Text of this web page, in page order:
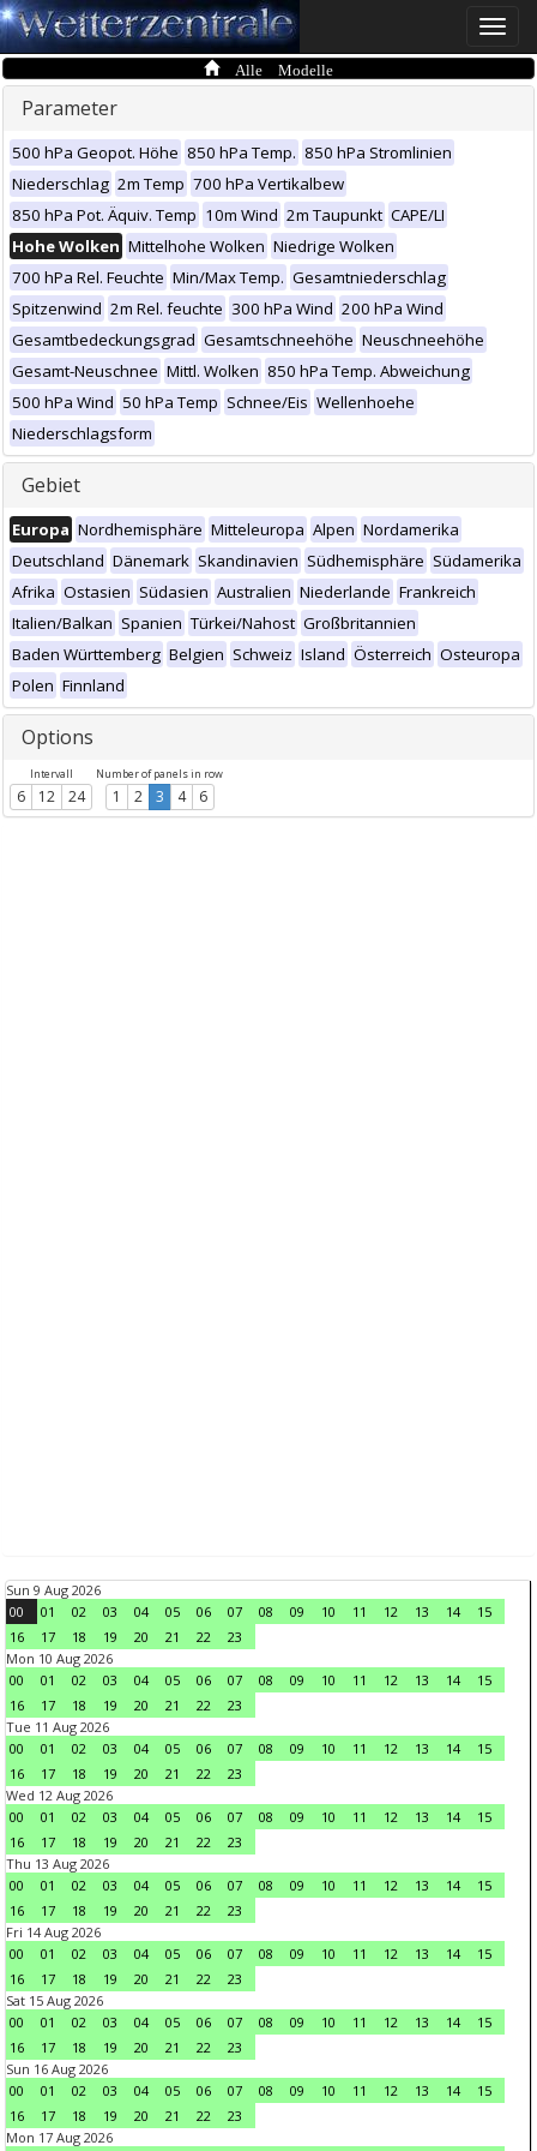
Toggle
Alle Modelle
Parameter
500 hPa Geopot. Höhe 850 hPa Temp. 850 hPa Stromlinien
Niederschlag 2m Temp 700 hPa Vertikalbew
850 hPa Pot. Äquiv. Temp 10m Wind 2m Taupunkt CAPE/LI
Hohe Wolken Mittelhohe Wolken Niedrige Wolken
700 hPa Rel. Feuchte Min/Max Temp. Gesamtniederschlag
Spitzenwind 2m Rel. feuchte 300 hPa Wind 200 hPa Wind
Gesamtbedeckungsgrad Gesamtschneehöhe Neuschneehöhe
Gesamt-Neuschnee Mittl. Wolken 850 hPa Temp. Abweichung
500 hPa Wind 50 hPa Temp Schnee/Eis Wellenhoehe
Niederschlagsform
Gebiet
Europa Nordhemisphäre Mitteleuropa Alpen Nordamerika
Deutschland Dänemark Skandinavien Südhemisphäre Südamerika
Afrika Ostasien Südasien Australien Niederlande Frankreich
Italien/Balkan Spanien Türkei/Nahost Großbritannien
Baden Württemberg Belgien Schweiz Island Österreich Osteuropa
Polen Finnland
Options
Intervall
6 12 24
Number of panels in row
1 2 3 4 6
Sun 9 Aug 2026
00
01 02 03 04 05 06 07 08 09 10 11 12 13 14
15
16
17 18 19 20 21 22
23
Mon 10 Aug 2026
00
01 02 03 04 05 06 07 08 09 10 11 12 13 14
15
16
17 18 19 20 21 22
23
Tue 11 Aug 2026
00
01 02 03 04 05 06 07 08 09 10 11 12 13 14
15
16
17 18 19 20 21 22
23
Wed 12 Aug 2026
00
01 02 03 04 05 06 07 08 09 10 11 12 13 14
15
16
17 18 19 20 21 22
23
Thu 13 Aug 2026
00
01 02 03 04 05 06 07 08 09 10 11 12 13 14
15
16
17 18 19 20 21 22
23
Fri 14 Aug 2026
00
01 02 03 04 05 06 07 08 09 10 11 12 13 14
15
16
17 18 19 20 21 22
23
Sat 15 Aug 2026
00
01 02 03 04 05 06 07 08 09 10 11 12 13 14
15
16
17 18 19 20 21 22
23
Sun 16 Aug 2026
00
01 02 03 04 05 06 07 08 09 10 11 12 13 14
15
16
17 18 19 20 21 22
23
Mon 17 Aug 2026